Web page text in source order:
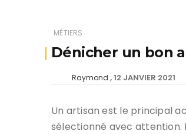
MÉTIERS
Dénicher un bon
Raymond 12 JANVIER 2021
Un artisan est le principal
sélectionné avec attention.